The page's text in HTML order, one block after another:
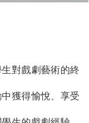
對戲劇藝術的終
獲得愉悅、享受